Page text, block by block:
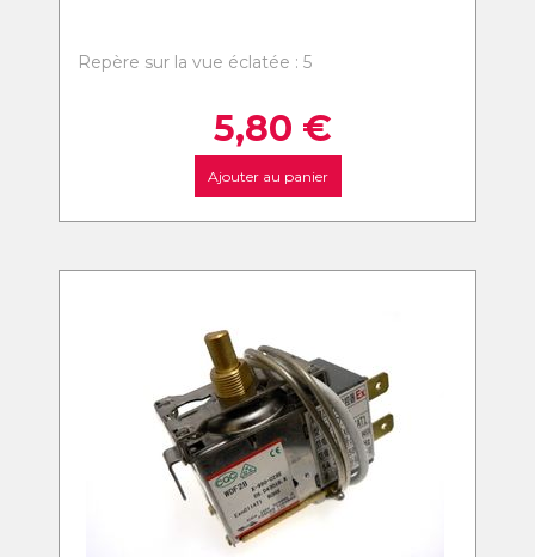
Repère sur la vue éclatée : 5
5,80 €
Ajouter au panier